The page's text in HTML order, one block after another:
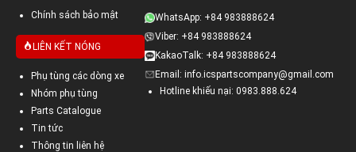
Chính sách bảo mật
LIÊN KẾT NÓNG
Phụ tùng các dòng xe
Nhóm phụ tùng
Parts Catalogue
Tin tức
Thông tin liên hệ
WhatsApp: +84 983888624
Viber: +84 983888624
KakaoTalk: +84 983888624
Email: info.icspartscompany@gmail.com
Hotline khiếu nại: 0983.888.624